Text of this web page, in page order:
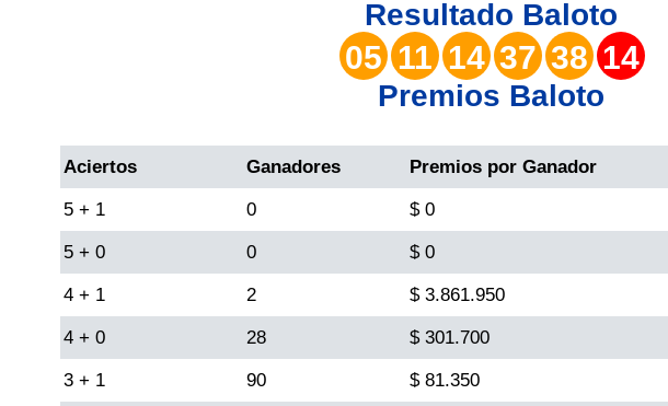
Lotería de Manizales
Lotería del Quindio
Lotería de Bogotá
Lotería de Risaralda
Resultado Baloto
05 11 14 37 38 14
Premios Baloto
Aciertos Ganadores Premios por Ganador
5 + 1 0 $ 0
5 + 0 0 $ 0
4 + 1 2 $ 3.861.950
4 + 0 28 $ 301.700
3 + 1 90 $ 81.350